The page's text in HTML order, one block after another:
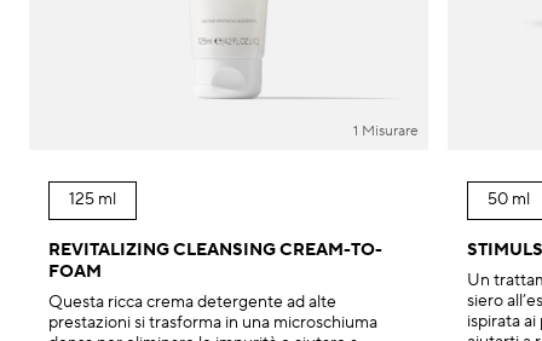
1 Misurare
125 ml
REVITALIZING CLEANSING CREAM-TO-
FOAM
Questa ricca crema detergente ad alte
prestazioni si trasforma in una microschiuma
50 ml
Un
siero
ispirata